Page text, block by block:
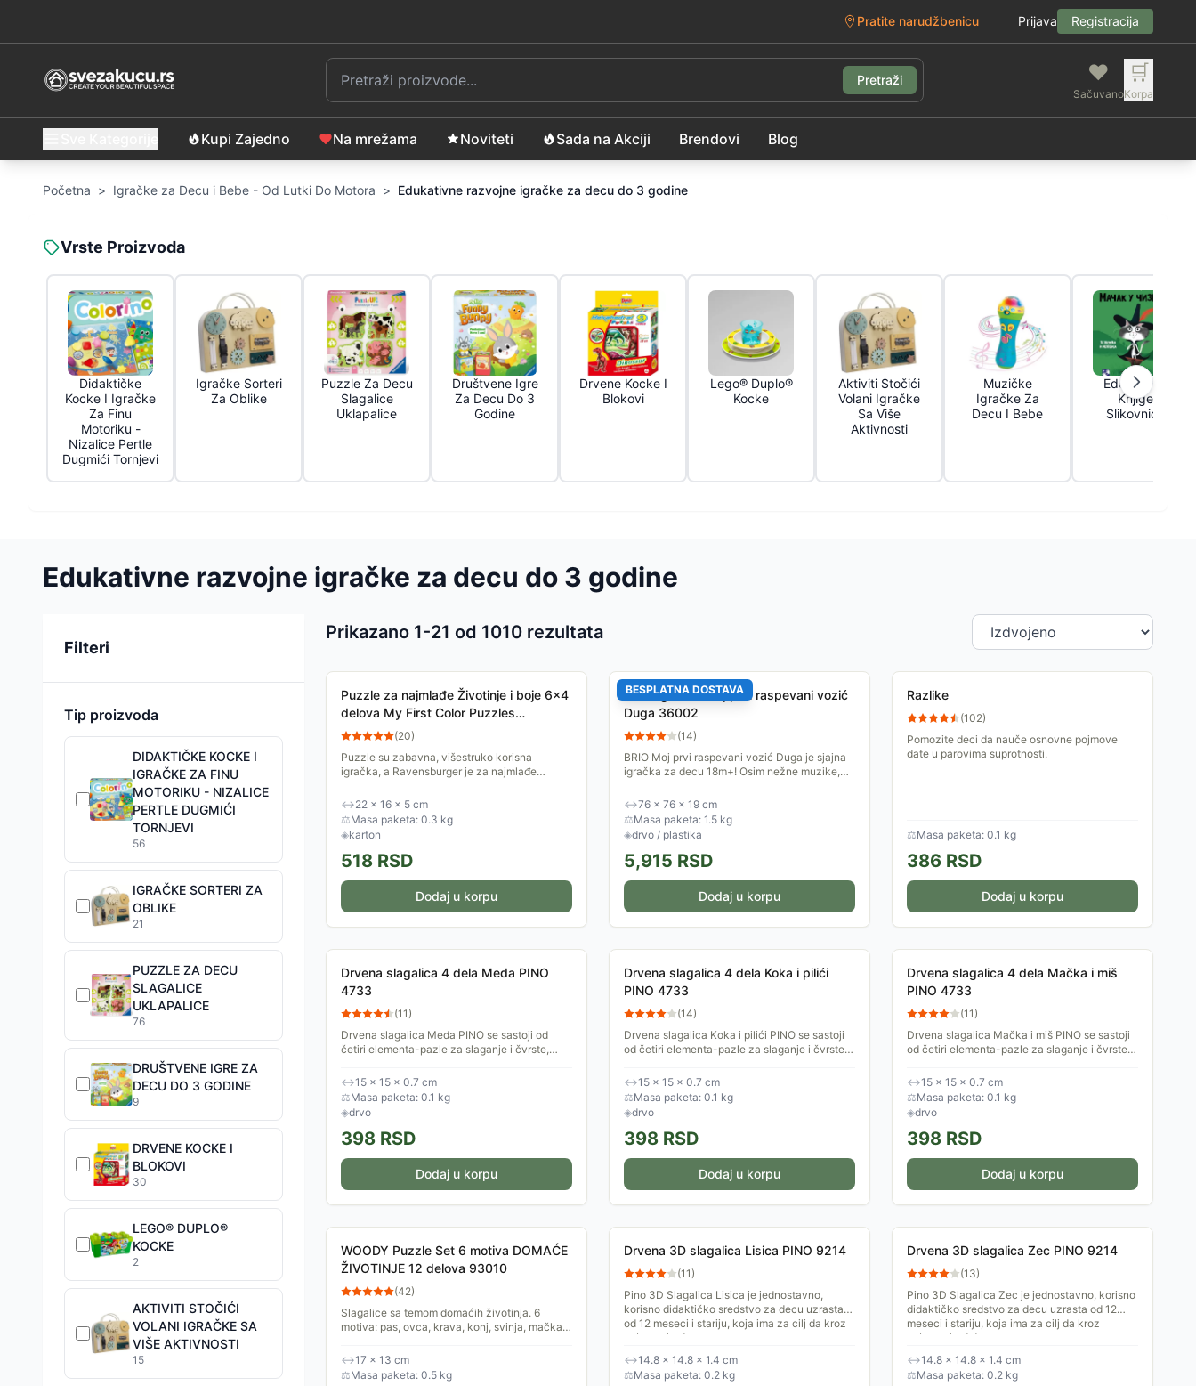
Pratite narudžbenicu Prijava Registracija
Pretraži ❤️
Sačuvano
🛒
Korpa
Kupi Zajedno Na mrežama Noviteti Sada na Akciji Brendovi Blog
Početna > Igračke za Decu i Bebe - Od Lutki Do Motora > Edukativne razvojne igračke za decu do 3 godine
Vrste Proizvoda
Didaktičke
Kocke I Igračke
Za Finu
Motoriku -
Nizalice Pertle
Dugmići Tornjevi
Igračke Sorteri
Za Oblike
Puzzle Za Decu
Slagalice
Uklapalice
Društvene Igre
Za Decu Do 3
Godine
Drvene Kocke I
Blokovi
Lego® Duplo®
Kocke
Aktiviti Stočići
Volani Igračke
Sa Više
Aktivnosti
Muzičke
Igračke Za
Decu I Bebe
Edukativne
Knjige
Slikovnice
Edukativne razvojne igračke za decu do 3 godine
Filteri
Tip proizvoda
DIDAKTIČKE KOCKE I
IGRAČKE ZA FINU
MOTORIKU - NIZALICE
PERTLE DUGMIĆI
TORNJEVI
56
IGRAČKE SORTERI ZA
OBLIKE
21
PUZZLE ZA DECU
SLAGALICE
UKLAPALICE
76
DRUŠTVENE IGRE ZA
DECU DO 3 GODINE
9
DRVENE KOCKE I
BLOKOVI
30
LEGO® DUPLO®
KOCKE
2
AKTIVITI STOČIĆI
VOLANI IGRAČKE SA
VIŠE AKTIVNOSTI
15
Prikazano 1-21 od 1010 rezultata
Sortiranje proizvoda
Puzzle za najmlađe Životinje i boje 6x4
delova My First Color Puzzles
Ravensburger 03006
(20)
Puzzle su zabavna, višestruko korisna
igračka, a Ravensburger je za najmlađe
ih tema inspirisati -...
↔22 × 16 × 5 cm
⚖Masa paketa: 0.3 kg
◈karton
518 RSD
Dodaj u korpu
BESPLATNA DOSTAVA
BRIO Igračka Moj prvi raspevani vozić
Duga 36002
(14)
BRIO Moj prvi raspevani vozić Duga je sjajna
igračka za decu 18m+! Osim nežne muzike,
zadatak koji dete...
↔76 × 76 × 19 cm
⚖Masa paketa: 1.5 kg
◈drvo / plastika
5,915 RSD
Dodaj u korpu
Razlike
(102)
Pomozite deci da nauče osnovne pojmove
date u parovima suprotnosti.
⚖Masa paketa: 0.1 kg
386 RSD
Dodaj u korpu
Drvena slagalica 4 dela Meda PINO
4733
(11)
Drvena slagalica Meda PINO se sastoji od
četiri elementa-pazle za slaganje i čvrste,
kao pomoć...
↔15 × 15 × 0.7 cm
⚖Masa paketa: 0.1 kg
◈drvo
398 RSD
Dodaj u korpu
Drvena slagalica 4 dela Koka i pilići
PINO 4733
(14)
Drvena slagalica Koka i pilići PINO se sastoji
od četiri elementa-pazle za slaganje i čvrste,
kao...
↔15 × 15 × 0.7 cm
⚖Masa paketa: 0.1 kg
◈drvo
398 RSD
Dodaj u korpu
Drvena slagalica 4 dela Mačka i miš
PINO 4733
(11)
Drvena slagalica Mačka i miš PINO se sastoji
od četiri elementa-pazle za slaganje i čvrste,
kao...
↔15 × 15 × 0.7 cm
⚖Masa paketa: 0.1 kg
◈drvo
398 RSD
Dodaj u korpu
WOODY Puzzle Set 6 motiva DOMAĆE
ŽIVOTINJE 12 delova 93010
(42)
Slagalice sa temom domaćih životinja. 6
motiva: pas, ovca, krava, konj, svinja, mačka.
↔17 × 13 cm
⚖Masa paketa: 0.5 kg
Drvena 3D slagalica Lisica PINO 9214
(11)
Pino 3D Slagalica Lisica je jednostavno,
korisno didaktičko sredstvo za decu uzrasta
od 12 meseci i stariju, koja ima za cilj da kroz
zabavu, kod...
↔14.8 × 14.8 × 1.4 cm
⚖Masa paketa: 0.2 kg
Drvena 3D slagalica Zec PINO 9214
(13)
Pino 3D Slagalica Zec je jednostavno, korisno
didaktičko sredstvo za decu uzrasta od 12
meseci i stariju, koja ima za cilj da kroz
zabavu, kod dece...
↔14.8 × 14.8 × 1.4 cm
⚖Masa paketa: 0.2 kg